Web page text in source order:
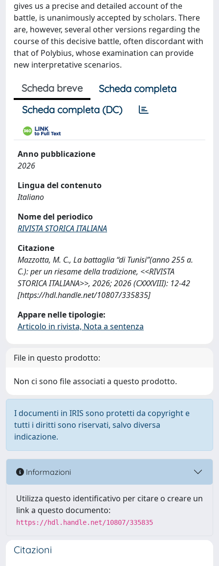
gives us a precise and detailed account of the
battle, is unanimously accepted by scholars. There
are, however, several other versions regarding the
course of this decisive battle, often discordant with
that of Polybius, whose examination can provide
new interpretative scenarios.
Scheda breve
Scheda completa
Scheda completa (DC)
Anno pubblicazione
2026
Lingua del contenuto
Italiano
Nome del periodico
RIVISTA STORICA ITALIANA
Citazione
Mazzotta, M. C., La battaglia “di Tunisi”(anno 255 a.
C.): per un riesame della tradizione, <<RIVISTA
STORICA ITALIANA>>, 2026; 2026 (CXXXVIII): 12-42
[https://hdl.handle.net/10807/335835]
Appare nelle tipologie:
Articolo in rivista, Nota a sentenza
File in questo prodotto:
Non ci sono file associati a questo prodotto.
I documenti in IRIS sono protetti da copyright e
tutti i diritti sono riservati, salvo diversa
indicazione.
Informazioni
Utilizza questo identificativo per citare o creare un
link a questo documento:
https://hdl.handle.net/10807/335835
Citazioni